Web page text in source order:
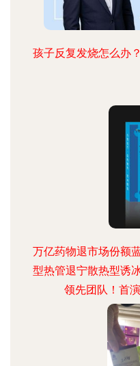
孩子反复发烧怎么办
万亿药物退市场份额
型热管退宁散热型诱
领先团队！首